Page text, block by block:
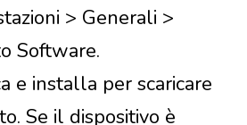
> Generali >
Software.
e installa per scaricare
Se il dispositivo è